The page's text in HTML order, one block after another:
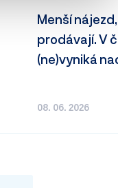
08. 06. 2026
Menší
prodávají. V
(ne)vyniká